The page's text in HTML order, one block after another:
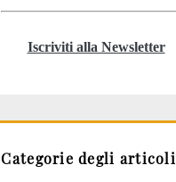
Iscriviti alla Newsletter
Categorie degli articoli